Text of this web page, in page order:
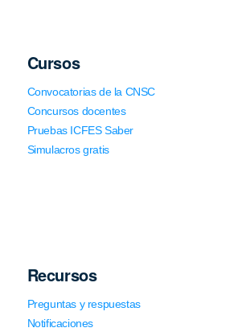
Cursos
Convocatorias de la CNSC
Concursos docentes
Pruebas ICFES Saber
Simulacros gratis
Recursos
Preguntas y respuestas
Notificaciones